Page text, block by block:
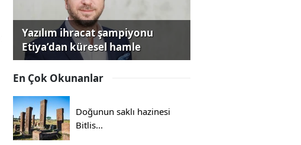
Yazılım ihracat şampiyonu
Etiya’dan küresel hamle
En Çok Okunanlar
Doğunun saklı hazinesi
Bitlis...